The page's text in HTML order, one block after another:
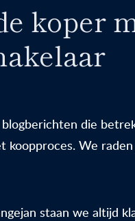
koper
die
koopproces. We
staan we altijd